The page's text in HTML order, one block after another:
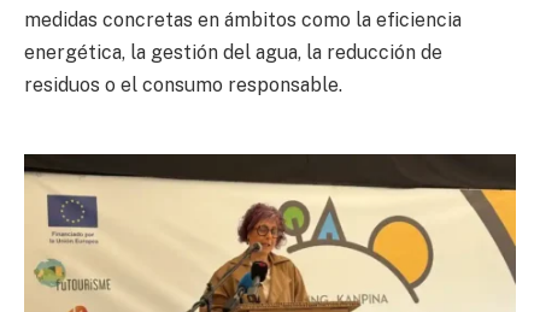
medidas concretas en ámbitos como la eficiencia
energética, la gestión del agua, la reducción de
residuos o el consumo responsable.